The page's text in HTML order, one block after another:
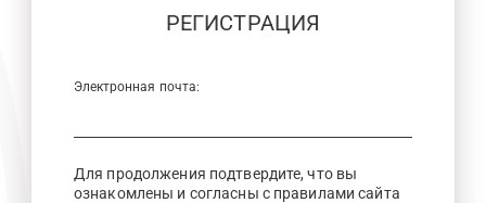
РЕГИСТРАЦИЯ
Электронная почта:
Для продолжения подтвердите, что вы
ознакомлены и согласны с правилами сайта